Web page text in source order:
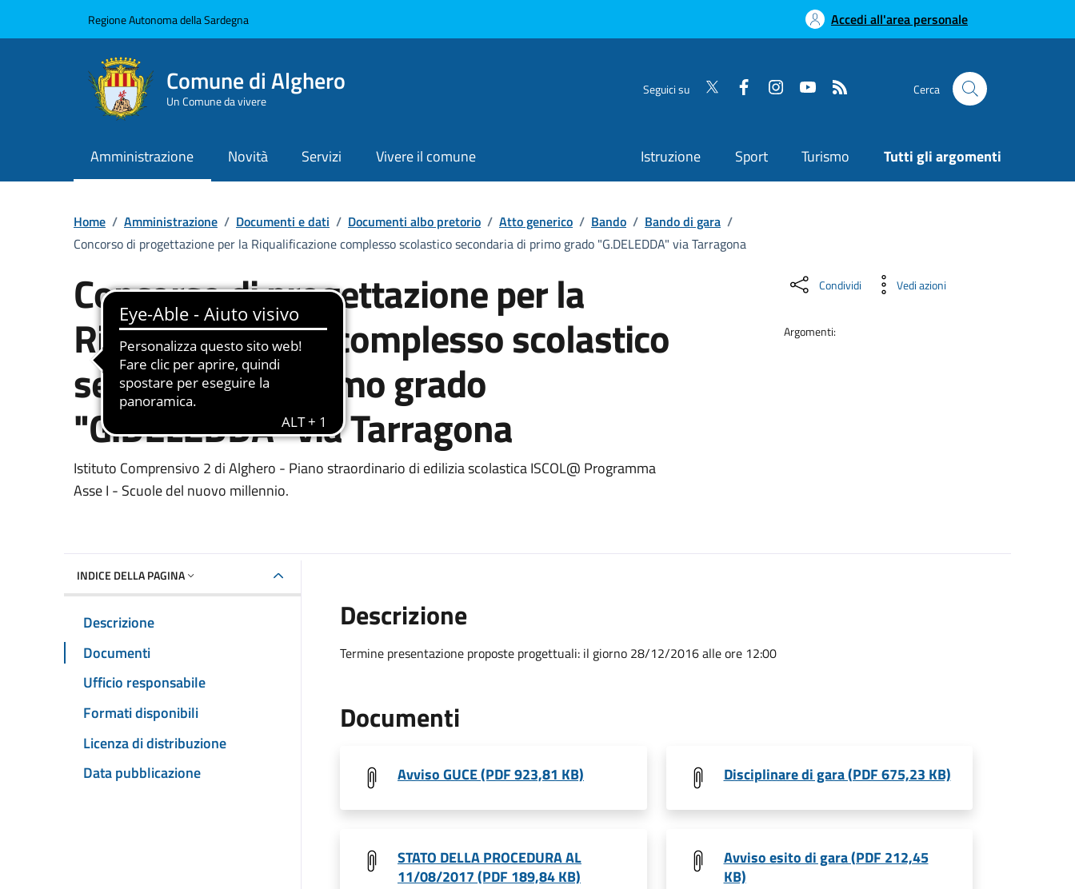
Regione Autonoma della Sardegna Accedi all'area personale
Comune di Alghero
Un Comune da vivere
Seguici su Cerca
Amministrazione Novità Servizi Vivere il comune Istruzione Sport Turismo Tutti gli argomenti
Home / Amministrazione / Documenti e dati / Documenti albo pretorio / Atto generico / Bando / Bando di gara /
Concorso di progettazione per la Riqualificazione complesso scolastico secondaria di primo grado "G.DELEDDA" via Tarragona
Concorso di progettazione per la
Riqualificazione complesso scolastico
secondaria di primo grado
"G.DELEDDA" via Tarragona
Dettaglio del documento
Istituto Comprensivo 2 di Alghero - Piano straordinario di edilizia scolastica ISCOL@ Programma
Asse I - Scuole del nuovo millennio.
Condividi Vedi azioni
Argomenti:
INDICE DELLA PAGINA
Descrizione
Documenti
Ufficio responsabile
Formati disponibili
Licenza di distribuzione
Data pubblicazione
Descrizione
Termine presentazione proposte progettuali: il giorno 28/12/2016 alle ore 12:00
Documenti
Avviso GUCE (PDF 923,81 KB) Disciplinare di gara (PDF 675,23 KB)
STATO DELLA PROCEDURA AL
11/08/2017 (PDF 189,84 KB)
Avviso esito di gara (PDF 212,45
KB)